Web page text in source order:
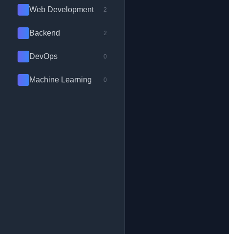
Web Development 2
Backend 2
DevOps 0
Machine Learning 0